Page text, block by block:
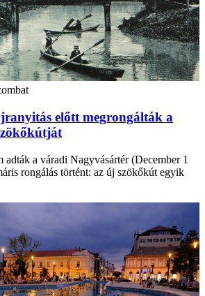
előtt megrongálták a
adták a váradi Nagyvásártér (December 1
rongálás történt: az új szökőkút egyik